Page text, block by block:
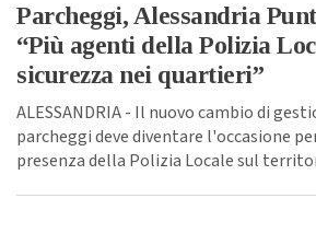
Parcheggi, Alessandria
“Più agenti della Polizia
sicurezza nei quartieri”
ALESSANDRIA - Il nuovo cambio di
parcheggi deve diventare l'occasione
presenza della Polizia Locale sul